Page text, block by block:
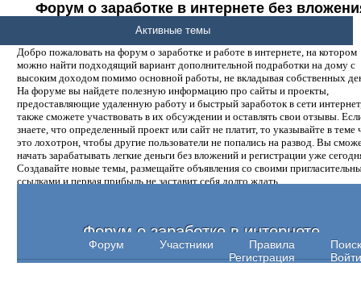
Форум о заработке в интернете без
денег.
Добро пожаловать на форум о заработке и работе в интернете, на котором
можно найти подходящий вариант дополнительной подработки на дому с
высоким доходом помимо основной работы, не вкладывая собственных
На форуме вы найдете полезную информацию про сайты и проекты,
предоставляющие удаленную работу и быстрый заработок в сети
также сможете участвовать в их обсуждении и оставлять свои отзывы.
знаете, что определенный проект или сайт не платит, то указывайте в теме
это лохотрон, чтобы другие пользователи не попались на развод. Вы
начать зарабатывать легкие деньги без вложений и регистрации уже
Создавайте новые темы, размещайте объявления со своими
ссылками и первая прибыль не заставит себя долго ждать.
Форум о заработке в интернете
Форум Участники Правила
Поиск
Регистрация
Войти
Активные темы